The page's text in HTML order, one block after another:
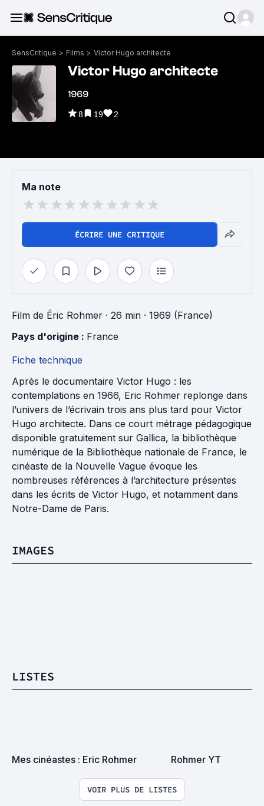
SensCritique > Films > Victor Hugo architecte
Victor Hugo architecte
1969
8 19 2
Ma note
ÉCRIRE UNE CRITIQUE
Film de Éric Rohmer · 26 min · 1969 (France)
Pays d'origine : France
Fiche technique
Après le documentaire Victor Hugo : les
contemplations en 1966, Eric Rohmer replonge dans
l’univers de l’écrivain trois ans plus tard pour Victor
Hugo architecte. Dans ce court métrage pédagogique
disponible gratuitement sur Gallica, la bibliothèque
numérique de la Bibliothèque nationale de France, le
cinéaste de la Nouvelle Vague évoque les
nombreuses références à l’architecture présentes
dans les écrits de Victor Hugo, et notamment dans
Notre-Dame de Paris.
IMAGES
LISTES
Mes cinéastes : Eric Rohmer Rohmer YT
VOIR PLUS DE LISTES